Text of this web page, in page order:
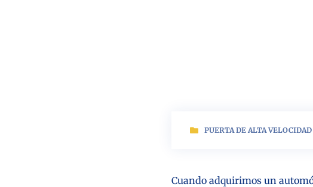
PUERTA DE ALTA VELOCIDAD
Cuando adquirimos un